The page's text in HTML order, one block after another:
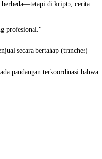
berbeda—tetapi di kripto, cerita
profesional."
secara bertahap (tranches)
pandangan terkoordinasi bahwa